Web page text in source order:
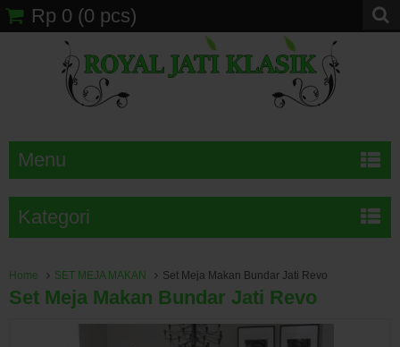
Rp 0 (0 pcs)
Menu
Kategori
Home SET MEJA MAKAN Set Meja Makan Bundar Jati Revo
Set Meja Makan Bundar Jati Revo